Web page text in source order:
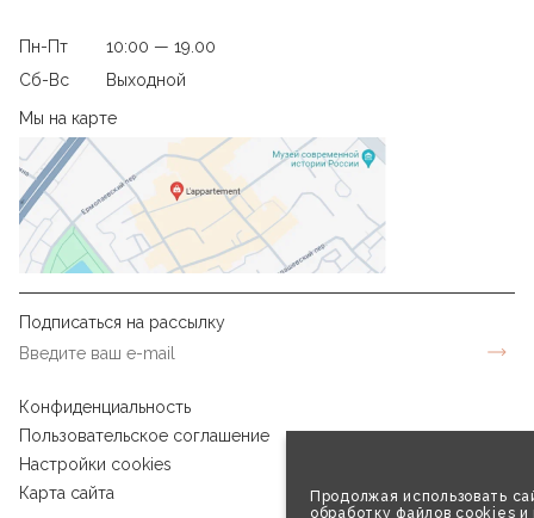
Продолжая использовать
обработку файлов cookies и
Пн-Пт
10:00 — 19.00
Сб-Вс
Выходной
Мы на карте
Подписаться на рассылку
Конфиденциальность
Пользовательское соглашение
Настройки cookies
Карта сайта